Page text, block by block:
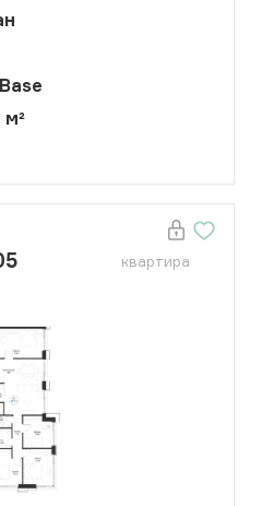
м²
квартира